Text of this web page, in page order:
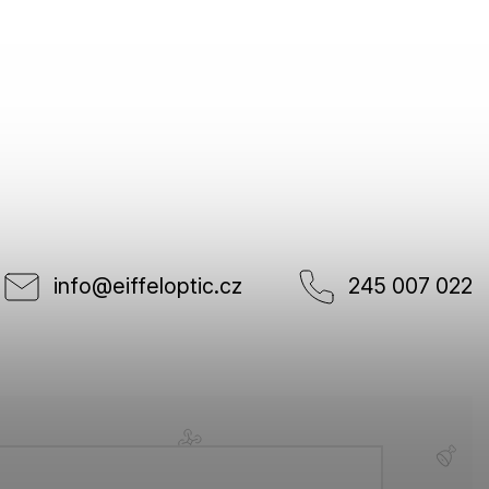
info@eiffeloptic.cz 245 007 022